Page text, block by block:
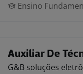
Ensino
Auxiliar De
G&B soluções